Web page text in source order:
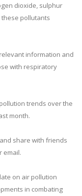
dioxide, sulphur
pollutants
information and
with respiratory
trends over the
month.
share with friends
email.
on air pollution
in combating